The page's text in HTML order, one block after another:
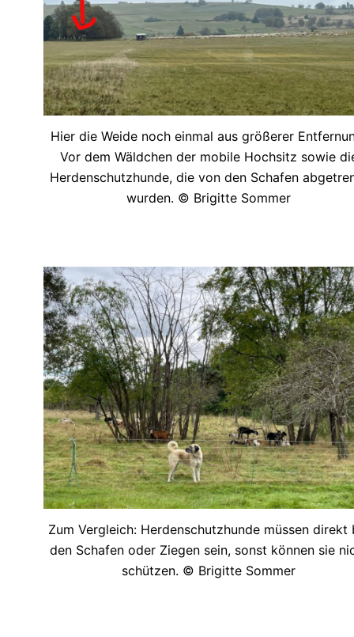
Hier die Weide noch einmal aus größerer
Vor dem Wäldchen der mobile Hochsitz sowie
Herdenschutzhunde, die von den Schafen
wurden. © Brigitte Sommer
Zum Vergleich: Herdenschutzhunde müssen direkt
den Schafen oder Ziegen sein, sonst können sie
schützen. © Brigitte Sommer